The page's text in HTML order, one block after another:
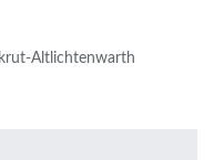
Altlichtenwarth